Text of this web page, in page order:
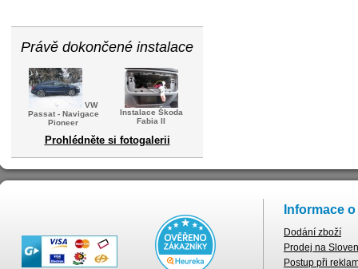
Právě dokončené instalace
VW
Passat - Navigace
Pioneer
Instalace Škoda
Fabia II
Prohlédněte si fotogalerii
Informace
Dodání zboží
Prodej na
Postup při